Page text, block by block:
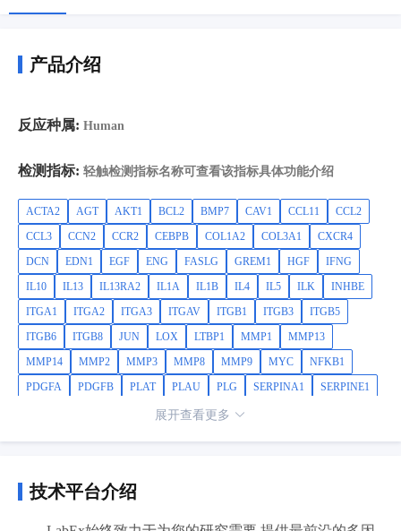
产品介绍
反应种属: Human
检测指标: 轻触检测指标名称可查看该指标具体功能介绍
ACTA2 AGT AKT1 BCL2 BMP7 CAV1 CCL11
CCL2
CCL3
CCN2 CCR2 CEBPB COL1A2 COL3A1
CXCR4
DCN
EDN1 EGF ENG FASLG GREM1 HGF
IFNG
IL10
IL13 IL13RA2 IL1A IL1B IL4 IL5 ILK
INHBE
ITGA1
ITGA2 ITGA3 ITGAV ITGB1 ITGB3
ITGB5
ITGB6
ITGB8 JUN LOX LTBP1 MMP1
MMP13
MMP14
MMP2 MMP3 MMP8 MMP9 MYC
NFKB1
PDGFA
PDGFB PLAT PLAU PLG SERPINA1
SERPINE1
SMAD3 SMAD4
TIMP3
TIMP4 TNF
展开查看更多
技术平台介绍